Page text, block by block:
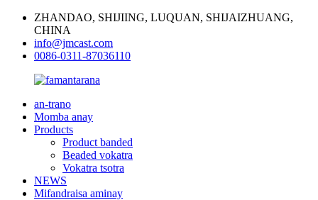
ZHANDAO, SHIJIING, LUQUAN, SHIJAIZHUANG,
CHINA
info@jmcast.com
0086-0311-87036110
an-trano
Momba anay
Products
Product banded
Beaded vokatra
Vokatra tsotra
NEWS
Mifandraisa aminay